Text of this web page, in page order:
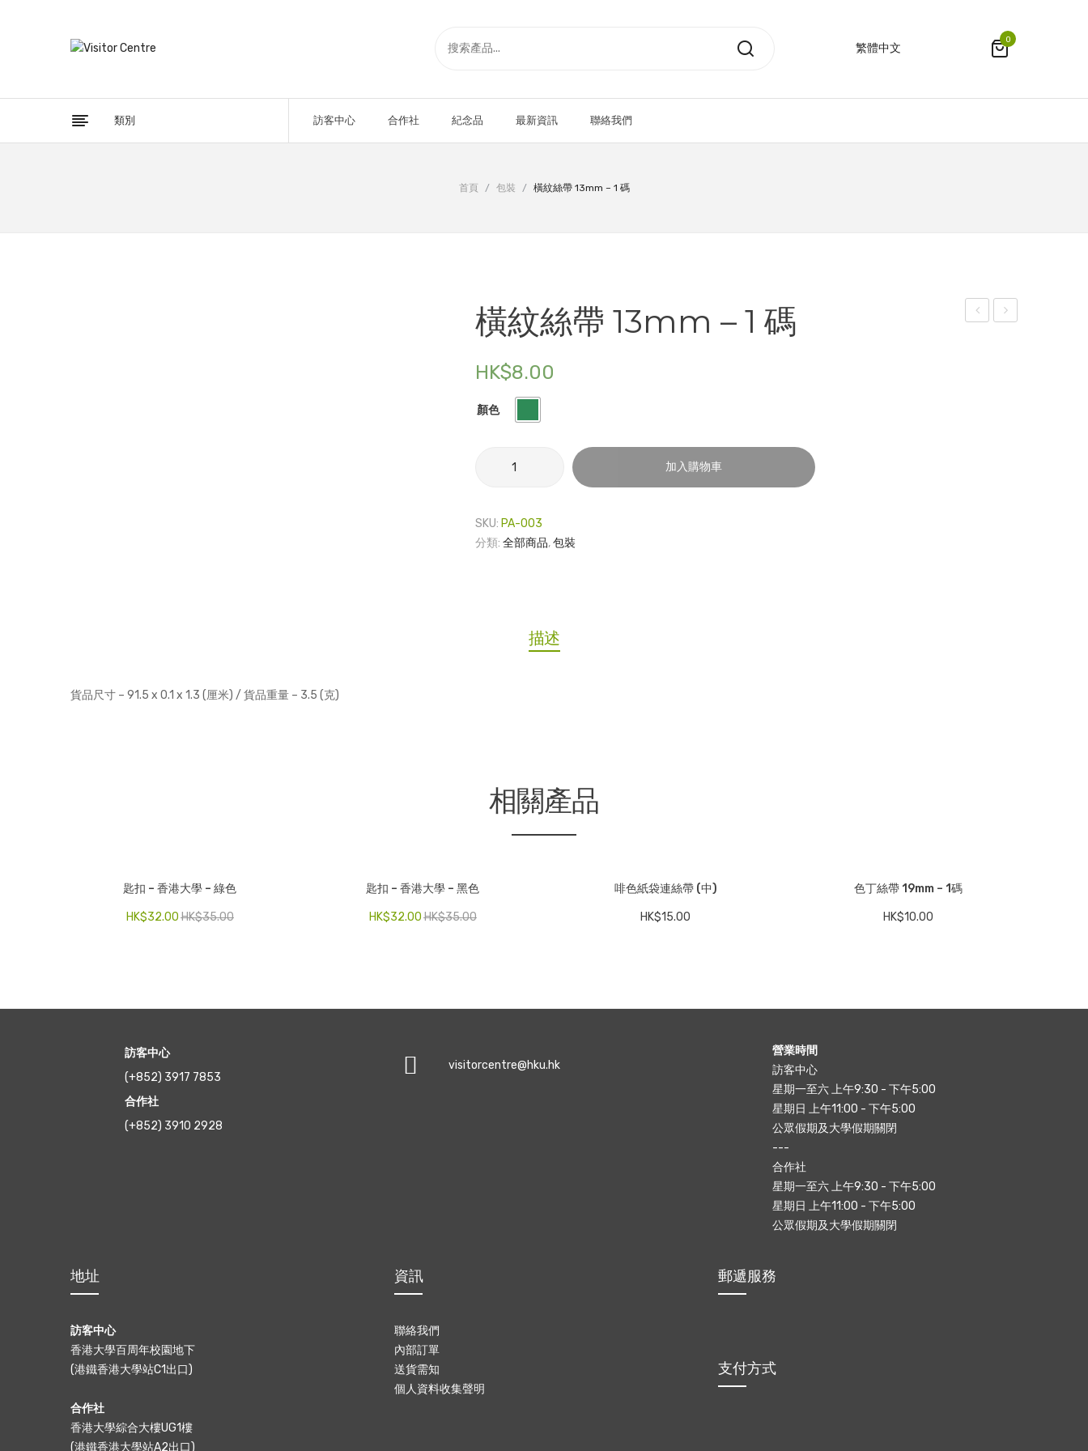
繁體中文
0
類別 訪客中心 合作社 紀念品 最新資訊 聯絡我們
首頁 / 包裝 / 橫紋絲帶 13mm – 1 碼
橫紋絲帶 13mm – 1 碼
HK$8.00
顏色
13mm
加入購物車
SKU: PA-003
分類: 全部商品,包裝
描述
貨品尺寸 – 91.5 x 0.1 x 1.3 (厘米) / 貨品重量 – 3.5 (克)
相關產品
匙扣 – 香港大學 – 綠色
HK$35.00
HK$32.00
匙扣 – 香港大學 – 黑色
HK$35.00
HK$32.00
啡色紙袋連絲帶 (中)
HK$15.00
色丁絲帶 19mm – 1碼
HK$10.00
訪客中心
(+852) 3917 7853
合作社
(+852) 3910 2928
visitorcentre@hku.hk
營業時間
訪客中心
星期一至六 上午9:30 - 下午5:00
星期日 上午11:00 - 下午5:00
公眾假期及大學假期關閉
---
合作社
星期一至六 上午9:30 - 下午5:00
星期日 上午11:00 - 下午5:00
公眾假期及大學假期關閉
地址
訪客中心
香港大學百周年校園地下
(港鐵香港大學站C1出口)
合作社
香港大學綜合大樓UG1樓
(港鐵香港大學站A2出口)
資訊
聯絡我們
內部訂單
送貨需知
個人資料收集聲明
郵遞服務
支付方式